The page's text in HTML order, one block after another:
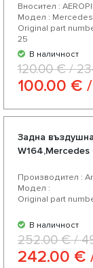
Вносител :
Модел : Mercedes
Original part
25
В наличност
120.00 € /
100.00 €
Задна
Производител :
Модел :
Original part
В наличност
252.00 € /
242.00 €